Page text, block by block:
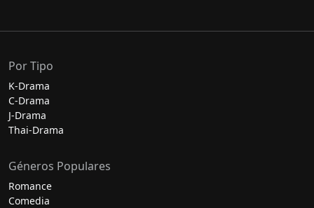
Por Tipo
K-Drama
C-Drama
J-Drama
Thai-Drama
Géneros Populares
Romance
Comedia